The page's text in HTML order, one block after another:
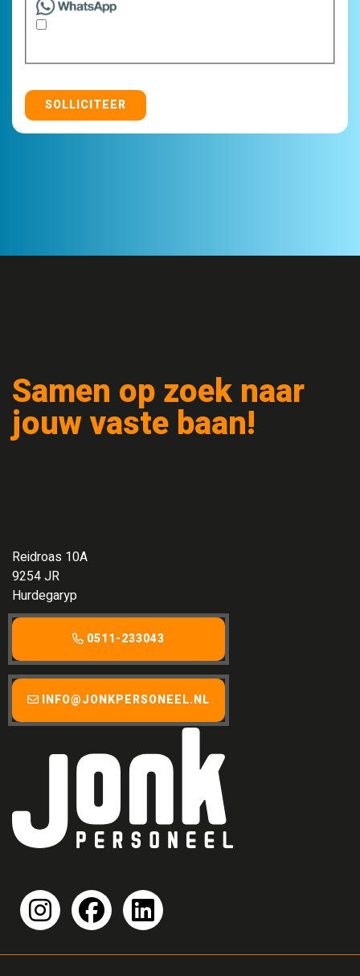
SOLLICITEER
Samen op zoek naar
jouw vaste baan!
Reidroas 10A
9254 JR
Hurdegaryp
0511-233043
INFO@JONKPERSONEEL.NL